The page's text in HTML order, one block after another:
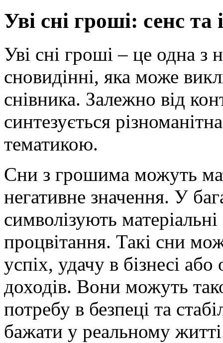
Уві сні гроші: сенс та
Уві сні гроші – це одна
сновидінні, яка може
снівника. Залежно від
синтезується
тематикою.
Сни з грошима можуть
негативне значення. У
символізують
процвітання. Такі сни
успіх, удачу в бізнесі
доходів. Вони можуть
потребу в безпеці та
бажати у реальному